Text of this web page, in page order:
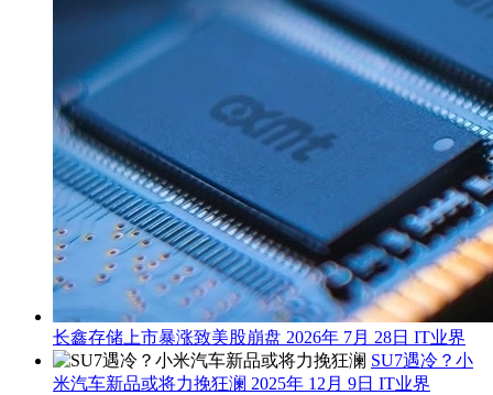
长鑫存储上市暴涨致美股崩盘 2026年 7月 28日 IT业界
SU7遇冷？小
米汽车新品或将力挽狂澜 2025年 12月 9日 IT业界